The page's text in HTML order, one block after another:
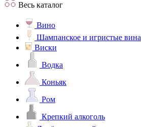
Весь каталог
Вино
Шампанское и игристые вина
Виски
Водка
Коньяк
Ром
Крепкий алкоголь